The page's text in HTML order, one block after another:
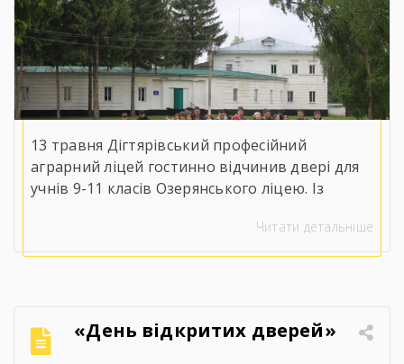
13 травня Дігтярівський професійний
аграрний ліцей гостинно відчинив двері для
учнів 9-11 класів Озерянського ліцею. Із
звернувся заступник директора з навчально-
виробничої роботи Сергій Коломієць, який
навчання та правилами прийому на 2026 рік.
Для гостей організували оглядову екскурсію
Читати детальніше
«День відкритих дверей»